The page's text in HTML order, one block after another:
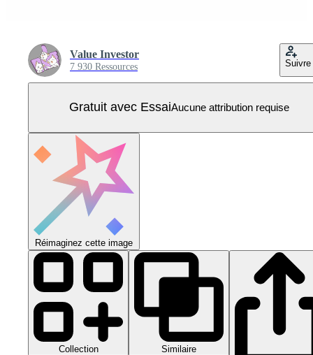
Value Investor
7 930 Ressources Suivre
Gratuit avec EssaiAucune attribution requise
Réimaginez cette image
Collection Similaire